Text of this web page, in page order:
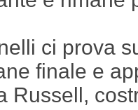
ci prova
finale e
Russell,